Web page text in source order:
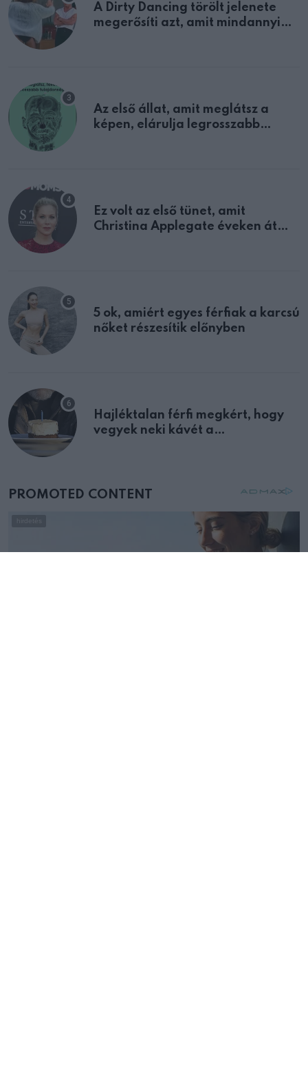
A Dirty Dancing törölt jelenete
megerősíti azt, amit mindannyian
Az első állat, amit meglátsz a
képen, elárulja legrosszabb
Ez volt az első tünet, amit
Christina Applegate éveken át
5 ok, amiért egyes férfiak a karcsú
nőket részesítik előnyben
Hajléktalan férfi megkért, hogy
vegyek neki kávét a